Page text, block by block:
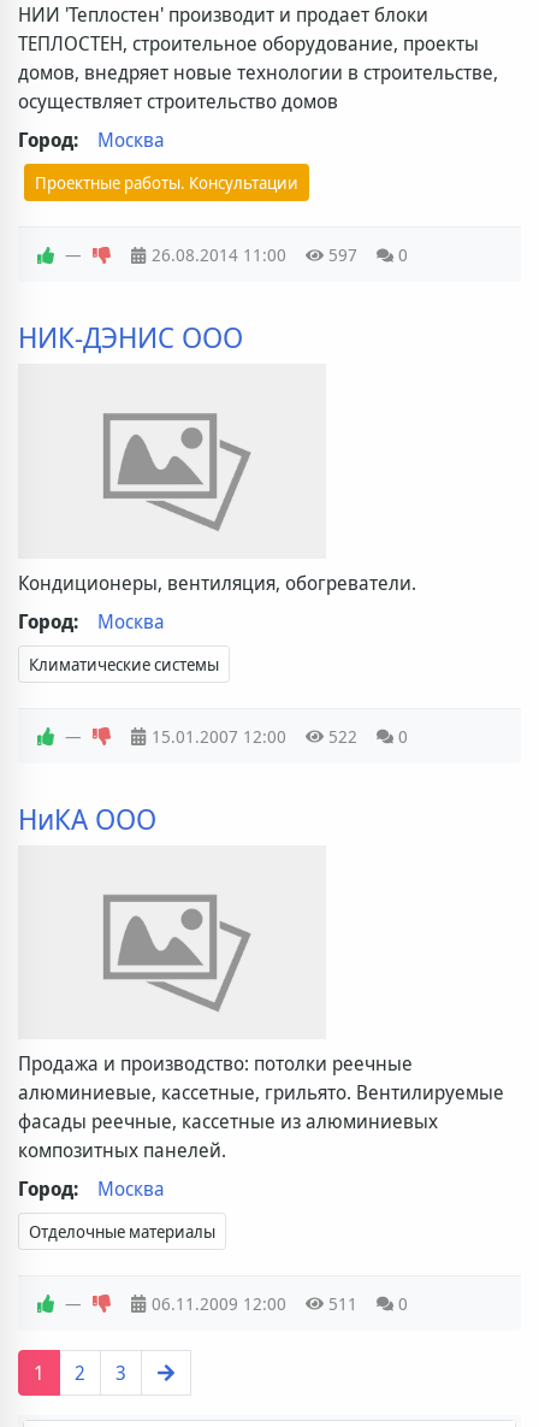
НИИ 'Теплостен' производит и продает блоки
ТЕПЛОСТЕН, строительное оборудование, проекты
домов, внедряет новые технологии в строительстве,
осуществляет строительство домов
Город:
Москва
Проектные работы. Консультации
— 26.08.2014 11:00 597 0
НИК-ДЭНИС ООО
Кондиционеры, вентиляция, обогреватели.
Город:
Москва
Климатические системы
— 15.01.2007 12:00 522 0
НиКА ООО
Продажа и производство: потолки реечные
алюминиевые, кассетные, грильято. Вентилируемые
фасады реечные, кассетные из алюминиевых
композитных панелей.
Город:
Москва
Отделочные материалы
— 06.11.2009 12:00 511 0
1 2 3